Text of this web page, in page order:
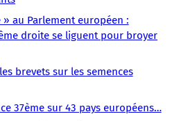
pour
l’année
2013.
moins
détonantes.
comptes
européenne,
l’UE
milliards
d’euros
au Parlement européen :
droite se liguent pour broyer
brevets sur les semences
37ème sur 43 pays européens…